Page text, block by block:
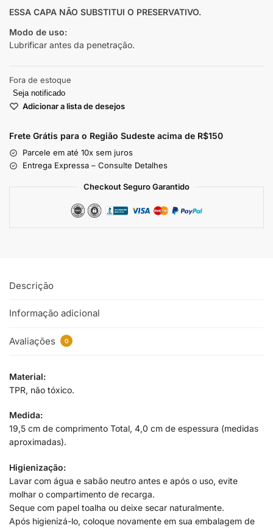
ESSA CAPA NÃO SUBSTITUI O PRESERVATIVO.
Modo de uso:
Lubrificar antes da penetração.
Fora de estoque
Seja notificado
Adicionar a lista de desejos
Frete Grátis para o Região Sudeste acima de R$150
Parcele em até 10x sem juros
Entrega Expressa – Consulte Detalhes
Checkout Seguro Garantido
Descrição
Informação adicional
Avaliações 0
Material:
TPR, não tóxico.
Medida:
19,5 cm de comprimento Total, 4,0 cm de espessura (medidas
aproximadas).
Higienização:
Lavar com água e sabão neutro antes e após o uso, evite
molhar o compartimento de recarga.
Seque com papel toalha ou deixe secar naturalmente.
Após higienizá-lo, coloque novamente em sua embalagem de